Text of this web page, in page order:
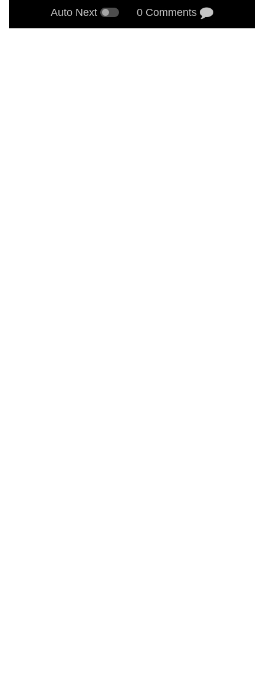
Auto Next 0 Comments